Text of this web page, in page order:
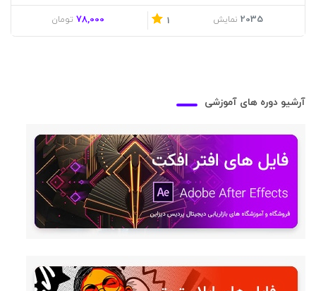
2035 نمایش 1
78,000 تومان
آرشیو دوره های آموزشی